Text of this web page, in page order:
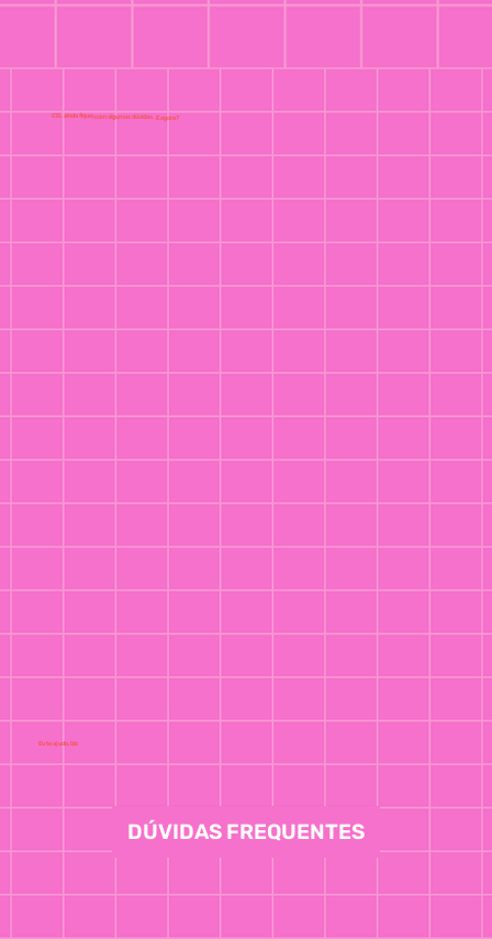
Eu te ajudo, bb:
DÚVIDAS FREQUENTES
CiS, ainda fiquei com algumas dúvidas. E agora?